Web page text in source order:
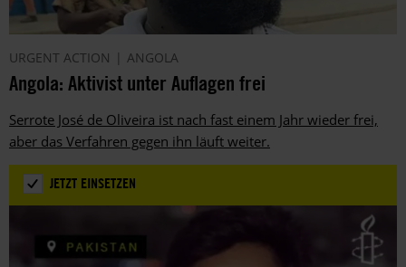
URGENT ACTION ANGOLA
Angola: Aktivist unter Auflagen frei
Serrote José de Oliveira ist nach fast einem Jahr wieder frei,
aber das Verfahren gegen ihn läuft weiter.
JETZT EINSETZEN